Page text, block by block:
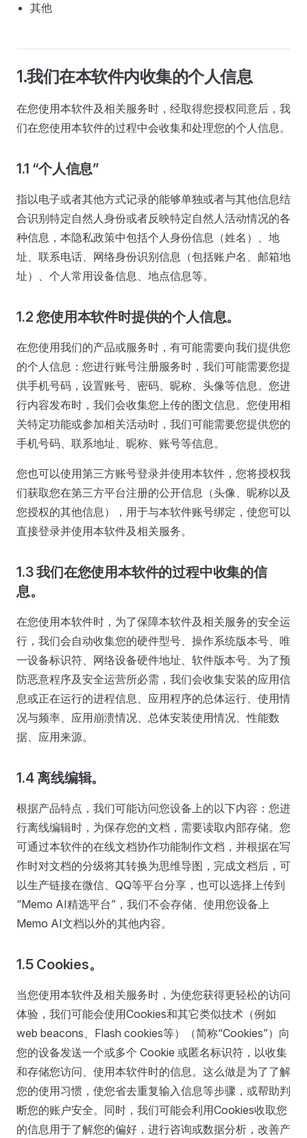
其他
1.我们在本软件内收集的个人信息
在您使用本软件及相关服务时，经取得您授权同意后，我
们在您使用本软件的过程中会收集和处理您的个人信息。
1.1 “个人信息”
指以电子或者其他方式记录的能够单独或者与其他信息结
合识别特定自然人身份或者反映特定自然人活动情况的各
种信息，本隐私政策中包括个人身份信息（姓名）、地
址、联系电话、网络身份识别信息（包括账户名、邮箱地
址）、个人常用设备信息、地点信息等。
1.2 您使用本软件时提供的个人信息。
在您使用我们的产品或服务时，有可能需要向我们提供您
的个人信息：您进行账号注册服务时，我们可能需要您提
供手机号码，设置账号、密码、昵称、头像等信息。您进
行内容发布时，我们会收集您上传的图文信息。您使用相
关特定功能或参加相关活动时，我们可能需要您提供您的
手机号码、联系地址、昵称、账号等信息。
您也可以使用第三方账号登录并使用本软件，您将授权我
们获取您在第三方平台注册的公开信息（头像、昵称以及
您授权的其他信息），用于与本软件账号绑定，使您可以
直接登录并使用本软件及相关服务。
1.3 我们在您使用本软件的过程中收集的信
息。
在您使用本软件时，为了保障本软件及相关服务的安全运
行，我们会自动收集您的硬件型号、操作系统版本号、唯
一设备标识符、网络设备硬件地址、软件版本号。为了预
防恶意程序及安全运营所必需，我们会收集安装的应用信
息或正在运行的进程信息、应用程序的总体运行、使用情
况与频率、应用崩溃情况、总体安装使用情况、性能数
据、应用来源。
1.4 离线编辑。
根据产品特点，我们可能访问您设备上的以下内容：您进
行离线编辑时，为保存您的文档，需要读取内部存储。您
可通过本软件的在线文档协作功能制作文档，并根据在写
作时对文档的分级将其转换为思维导图，完成文档后，可
以生产链接在微信、QQ等平台分享，也可以选择上传到
“Memo AI精选平台”，我们不会存储、使用您设备上
Memo AI文档以外的其他内容。
1.5 Cookies。
当您使用本软件及相关服务时，为使您获得更轻松的访问
体验，我们可能会使用Cookies和其它类似技术（例如
web beacons、Flash cookies等）（简称“Cookies”）向
您的设备发送一个或多个 Cookie 或匿名标识符，以收集
和存储您访问、使用本软件时的信息。这么做是为了了解
您的使用习惯，使您省去重复输入信息等步骤，或帮助判
断您的账户安全。同时，我们可能会利用Cookies收取您
的信息用于了解您的偏好，进行咨询或数据分析，改善产